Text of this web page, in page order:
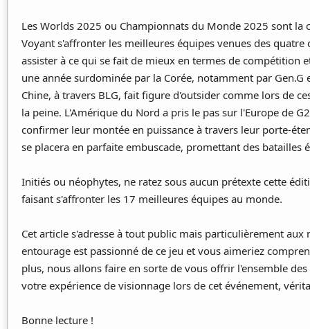
Les Worlds 2025 ou Championnats du Monde 2025 sont
Voyant s'affronter les meilleures équipes venues des
assister à ce qui se fait de mieux en termes de compétition
une année surdominée par la Corée, notamment par
Chine, à travers BLG, fait figure d'outsider comme lors de
la peine. L'Amérique du Nord a pris le pas sur l'Europe de
confirmer leur montée en puissance à travers leur porte-
se placera en parfaite embuscade, promettant des
Initiés ou néophytes, ne ratez sous aucun prétexte cette
faisant s'affronter les 17 meilleures équipes au monde.
Cet article s'adresse à tout public mais particulièrement
entourage est passionné de ce jeu et vous aimeriez
plus, nous allons faire en sorte de vous offrir l'ensemble
votre expérience de visionnage lors de cet événement,
Bonne lecture !